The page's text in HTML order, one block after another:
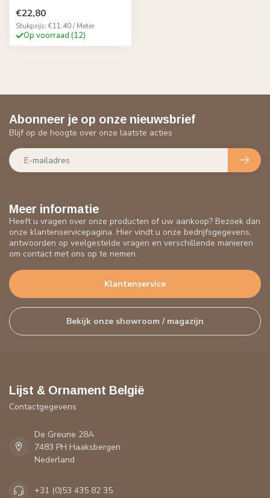
€22,80
Stukprijs: €11,40 / Meter
Op voorraad (12)
Meer informatie
Heeft u vragen over onze producten of uw aankoop? Bezoek dan
onze klantenservicepagina. Hier vindt u onze bedrijfsgegevens,
antwoorden op veelgestelde vragen en verschillende manieren
om contact met ons op te nemen.
Klantenservice
Bekijk onze showroom / magazijn
Abonneer je op onze nieuwsbrief
Blijf op de hoogte over onze laatste acties
Lijst & Ornament België
Contactgegevens
De Greune 28A
7483 PH Haaksbergen
Nederland
+31 (0)53 435 82 35